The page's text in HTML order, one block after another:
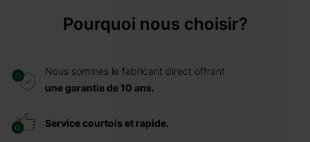
Pourquoi nous choisir?
Nous sommes le fabricant direct offrant
une garantie de 10 ans.
Service courtois et rapide.